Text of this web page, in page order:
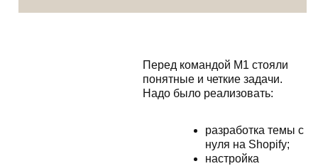
Перед командой М1 стояли
понятные и четкие задачи.
Надо было реализовать:
разработка темы с
нуля на Shopify;
настройка